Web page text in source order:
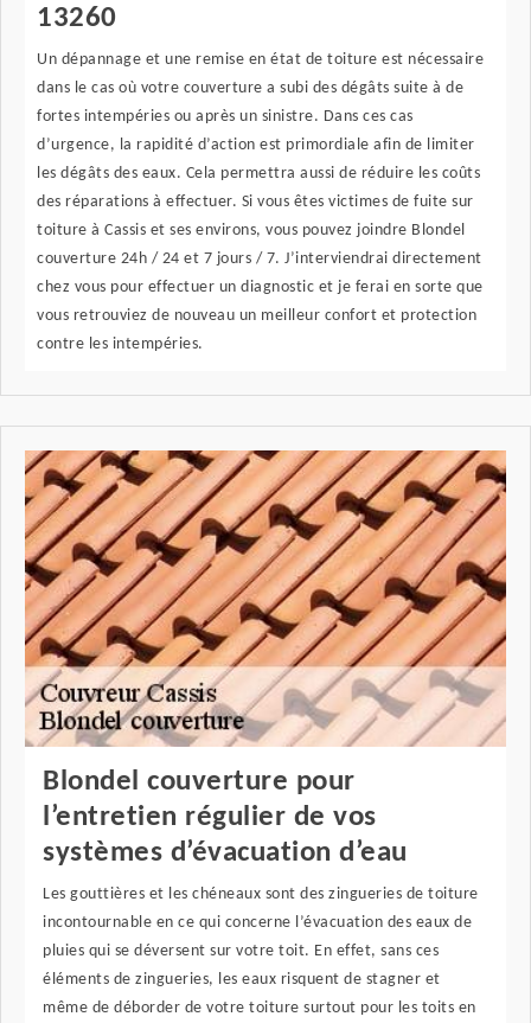
13260
Un dépannage et une remise en état de toiture est nécessaire
dans le cas où votre couverture a subi des dégâts suite à de
fortes intempéries ou après un sinistre. Dans ces cas
d’urgence, la rapidité d’action est primordiale afin de limiter
les dégâts des eaux. Cela permettra aussi de réduire les coûts
des réparations à effectuer. Si vous êtes victimes de fuite sur
toiture à Cassis et ses environs, vous pouvez joindre Blondel
couverture 24h / 24 et 7 jours / 7. J’interviendrai directement
chez vous pour effectuer un diagnostic et je ferai en sorte que
vous retrouviez de nouveau un meilleur confort et protection
contre les intempéries.
Blondel couverture pour
l’entretien régulier de vos
systèmes d’évacuation d’eau
Les gouttières et les chéneaux sont des zingueries de toiture
incontournable en ce qui concerne l’évacuation des eaux de
pluies qui se déversent sur votre toit. En effet, sans ces
éléments de zingueries, les eaux risquent de stagner et
même de déborder de votre toiture surtout pour les toits en